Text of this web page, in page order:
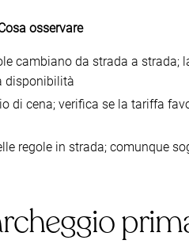
osservare
cambiano da strada a strada;
disponibilità
di cena; verifica se la tariffa
regole in strada; comunque